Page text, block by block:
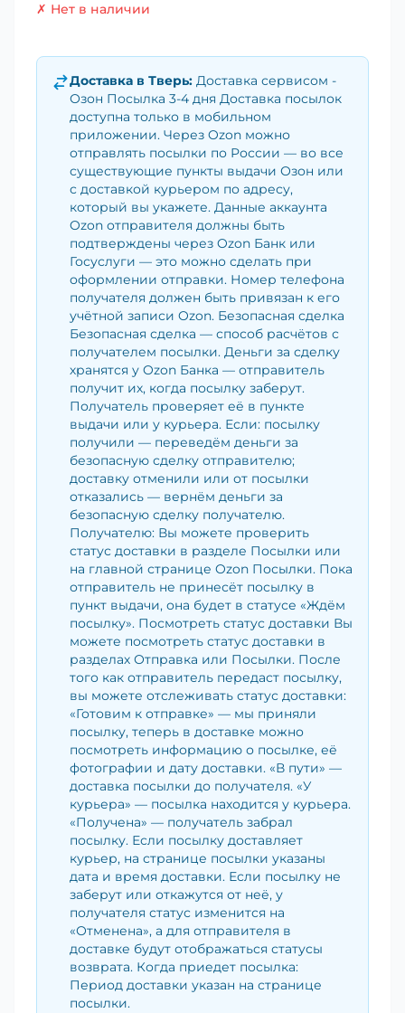
✗ Нет в наличии
Доставка в Тверь: Доставка сервисом -
Озон Посылка 3-4 дня Доставка посылок
доступна только в мобильном
приложении. Через Ozon можно
отправлять посылки по России — во все
существующие пункты выдачи Озон или
с доставкой курьером по адресу,
который вы укажете. Данные аккаунта
Ozon отправителя должны быть
подтверждены через Ozon Банк или
Госуслуги — это можно сделать при
оформлении отправки. Номер телефона
получателя должен быть привязан к его
учётной записи Ozon. Безопасная сделка
Безопасная сделка — способ расчётов с
получателем посылки. Деньги за сделку
хранятся у Ozon Банка — отправитель
получит их, когда посылку заберут.
Получатель проверяет её в пункте
выдачи или у курьера. Если: посылку
получили — переведём деньги за
безопасную сделку отправителю;
доставку отменили или от посылки
отказались — вернём деньги за
безопасную сделку получателю.
Получателю: Вы можете проверить
статус доставки в разделе Посылки или
на главной странице Ozon Посылки. Пока
отправитель не принесёт посылку в
пункт выдачи, она будет в статусе «Ждём
посылку». Посмотреть статус доставки Вы
можете посмотреть статус доставки в
разделах Отправка или Посылки. После
того как отправитель передаст посылку,
вы можете отслеживать статус доставки:
«Готовим к отправке» — мы приняли
посылку, теперь в доставке можно
посмотреть информацию о посылке, её
фотографии и дату доставки. «В пути» —
доставка посылки до получателя. «У
курьера» — посылка находится у курьера.
«Получена» — получатель забрал
посылку. Если посылку доставляет
курьер, на странице посылки указаны
дата и время доставки. Если посылку не
заберут или откажутся от неё, у
получателя статус изменится на
«Отменена», а для отправителя в
доставке будут отображаться статусы
возврата. Когда приедет посылка:
Период доставки указан на странице
посылки.